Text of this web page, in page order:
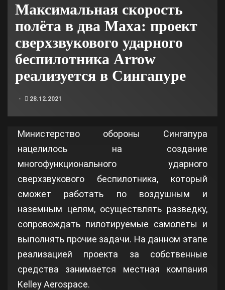
Максимальная скорость
полёта в два Маха: проект
сверхзвукового ударного
беспилотника Arrow
реализуется в Сингапуре
28.12.2021
Министерство обороны Сингапура
нацелилось на создание
многофункционального ударного
сверхзвукового беспилотника, который
сможет работать по воздушным и
наземным целям, осуществлять разведку,
сопровождать пилотируемые самолёты и
выполнять прочие задачи. На данном этапе
реализацией проекта за собственные
средства занимается местная компания
Kelley Aerospace.